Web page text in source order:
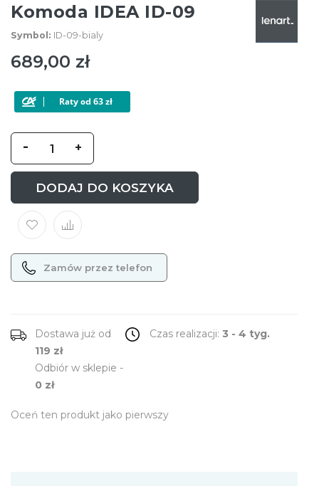
Komoda IDEA ID-09
Symbol: ID-09-bialy
689,00 zł
- +
DODAJ DO KOSZYKA
Zamów przez telefon
Dostawa już od
119 zł
Odbiór w sklepie -
0 zł
Czas realizacji:3 - 4 tyg.
Oceń ten produkt jako pierwszy